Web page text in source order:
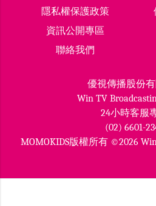
隱私權保護政策
資訊公開專區
聯絡我們
優視傳播股份有
Win TV
24小時客服
(02) 6601-
MOMOKIDS版權所有 ©2026